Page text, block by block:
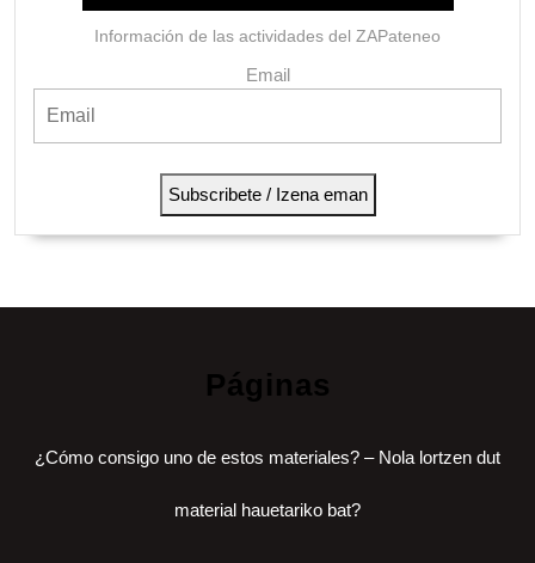
Información de las actividades del ZAPateneo
Email
Subscribete / Izena eman
Páginas
¿Cómo consigo uno de estos materiales? – Nola lortzen dut
material hauetariko bat?